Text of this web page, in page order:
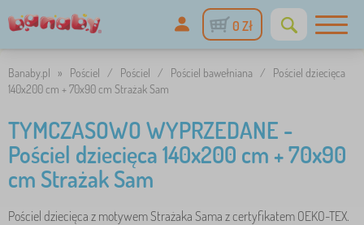
0 Zł
Banaby.pl » Pościel / Pościel / Pościel bawełniana /
Pościel dziecięca
140x200 cm + 70x90 cm Strażak Sam
TYMCZASOWO WYPRZEDANE -
Pościel dziecięca 140x200 cm + 70x90
cm Strażak Sam
Pościel dziecięca z motywem Strażaka Sama z certyfikatem OEKO-TEX.